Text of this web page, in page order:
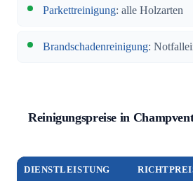
Parkettreinigung: alle Holzarten
Brandschadenreinigung:
Reinigungspreise in
DIENSTLEISTUNG